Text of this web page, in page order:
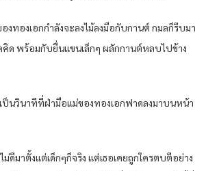
งทองเอกกำลังจะลงไม้ลงมือกับกานต์ กมลก็รีบมา
ด พร้อมกับยื่นแขนเล็กๆ ผลักกานต์หลบไปข้าง
เป็นวินาทีที่ฝ่ามือแม่ของทองเอกฟาดลงมาบนหน้า
ดีมาตั้งแต่เด็กๆก็จริง แต่เธอเคยถูกใครตบตีอย่าง